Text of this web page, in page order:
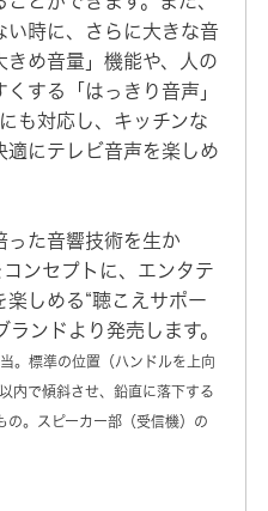
い時に、さらに大きな音
め音量」機能や、人の
する「はっきり音声」
にも対応し、キッチンな
適にテレビ音声を楽しめ
った音響技術を生か
ンセプトに、エンタテ
しめる“聴こえサポー
ランドより発売します。
。標準の位置（ハンドルを上向
内で傾斜させ、鉛直に落下する
。スピーカー部（受信機）の